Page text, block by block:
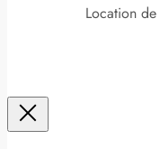
Location